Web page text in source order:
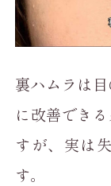
裏ハムラは
に改善でき
すが、実は
す。